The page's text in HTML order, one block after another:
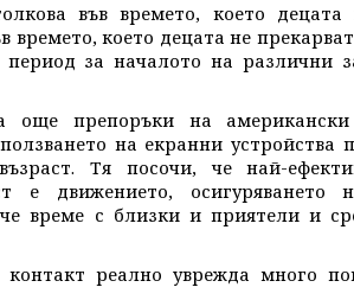
във времето, което
времето, което децата не
период за началото на различни
още препоръки на американски
на екранни
Тя посочи, че най-
е движението,
време с близки и приятели и
реално уврежда много